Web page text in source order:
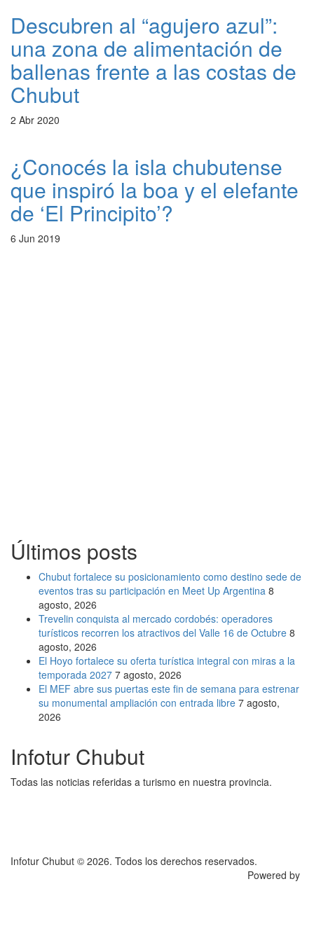
Descubren al “agujero azul”:
una zona de alimentación de
ballenas frente a las costas de
Chubut
2 Abr 2020
¿Conocés la isla chubutense
que inspiró la boa y el elefante
de ‘El Principito’?
6 Jun 2019
Últimos posts
Chubut fortalece su posicionamiento como destino sede de
eventos tras su participación en Meet Up Argentina 8
agosto, 2026
Trevelin conquista al mercado cordobés: operadores
turísticos recorren los atractivos del Valle 16 de Octubre 8
agosto, 2026
El Hoyo fortalece su oferta turística integral con miras a la
temporada 2027 7 agosto, 2026
El MEF abre sus puertas este fin de semana para estrenar
su monumental ampliación con entrada libre 7 agosto,
2026
Infotur Chubut
Todas las noticias referidas a turismo en nuestra provincia.
Infotur Chubut © 2026. Todos los derechos reservados.
Powered by